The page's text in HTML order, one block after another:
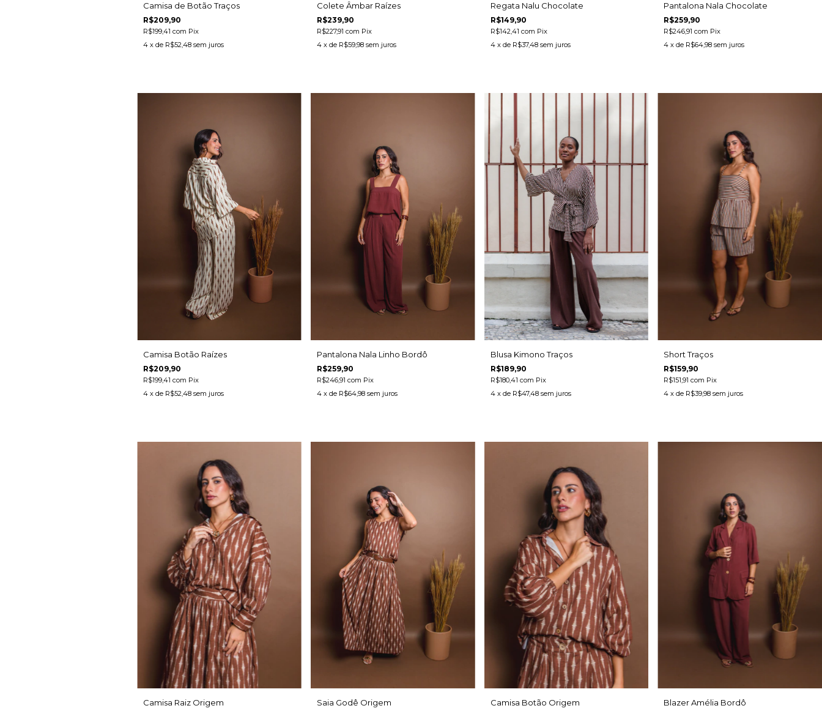
Camisa de Botão Traços
R$209,90
R$199,41 com Pix
4 x de R$52,48 sem juros
Colete Âmbar Raízes
R$239,90
R$227,91 com Pix
4 x de R$59,98 sem juros
Regata Nalu Chocolate
R$149,90
R$142,41 com Pix
4 x de R$37,48 sem juros
Pantalona Nala Chocolate
R$259,90
R$246,91com Pix
4 x de R$64,98 sem juros
Camisa Botão Raízes
R$209,90
R$199,41 com Pix
4 x de R$52,48 sem juros
Pantalona Nala Linho Bordô
R$259,90
R$246,91 com Pix
4 x de R$64,98 sem juros
Blusa Kimono Traços
R$189,90
R$180,41 com Pix
4 x de R$47,48 sem juros
Short Traços
R$159,90
R$151,91com Pix
4 x de R$39,98 sem juros
Camisa Raiz Origem Saia Godê Origem Camisa Botão Origem Blazer Amélia Bordô